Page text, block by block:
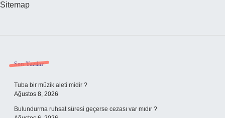
Sitemap
Sidebar
Son Yazılar
Tuba bir müzik aleti midir ?
Ağustos 8, 2026
Bulundurma ruhsat süresi geçerse cezası var mıdır ?